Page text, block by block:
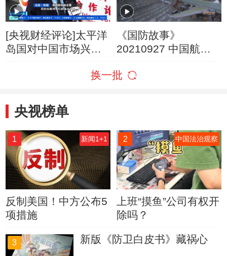
[央视财经评论]太平洋
岛国对中国市场兴趣
《国防故事》
20210927 中国航展
换一批
央视榜单
1 新闻1+1
反制美国！中方公布5
项措施
2 中国法治观察
上班“摸鱼”公司有权开
除吗？
3 新版《防卫白皮书》藏祸心